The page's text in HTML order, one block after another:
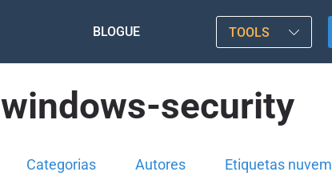
BLOGUE TOOLS
windows-security
Categorias Autores Etiquetas nuvem